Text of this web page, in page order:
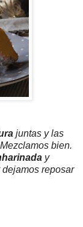
juntas y las
bien.
y
dejamos reposar